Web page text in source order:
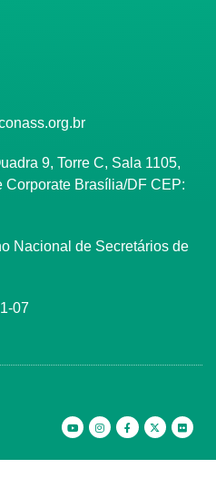
9, Torre C, Sala 1105,
Corporate Brasília/DF CEP:
Nacional de Secretários de
07